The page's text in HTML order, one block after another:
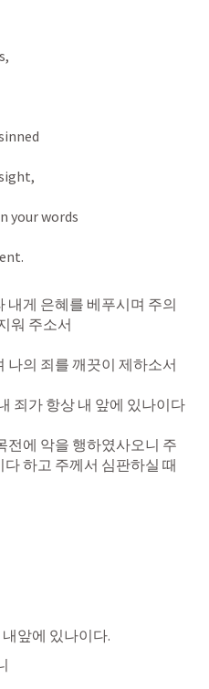
your words
내게 은혜를 베푸시며 주의
워 주소서
나의 죄를 깨끗이 제하소서
죄가 항상 내 앞에 있나이다
전에 악을 행하였사오니 주
하고 주께서 심판하실 때
앞에 있나이다.